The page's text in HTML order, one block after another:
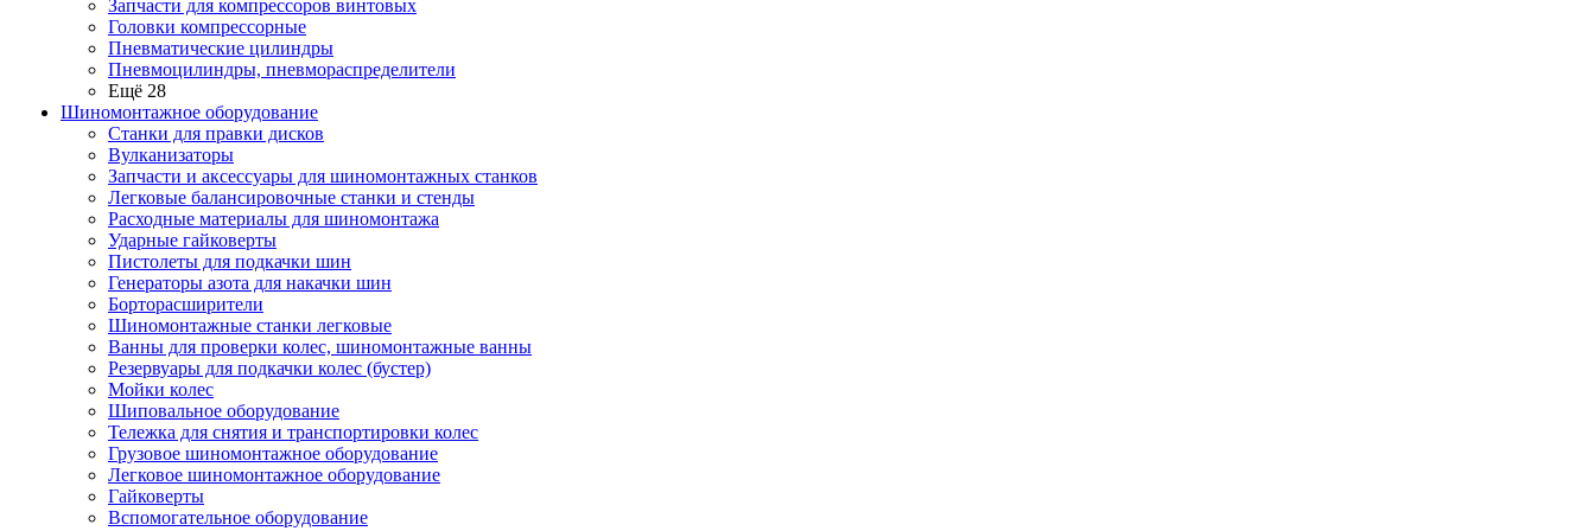
Запчасти для компрессоров винтовых
Головки компрессорные
Пневматические цилиндры
Пневмоцилиндры, пневмораспределители
Ещё 28
Шиномонтажное оборудование
Станки для правки дисков
Вулканизаторы
Запчасти и аксессуары для шиномонтажных станков
Легковые балансировочные станки и стенды
Расходные материалы для шиномонтажа
Ударные гайковерты
Пистолеты для подкачки шин
Генераторы азота для накачки шин
Борторасширители
Шиномонтажные станки легковые
Ванны для проверки колес, шиномонтажные ванны
Резервуары для подкачки колес (бустер)
Мойки колес
Шиповальное оборудование
Тележка для снятия и транспортировки колес
Грузовое шиномонтажное оборудование
Легковое шиномонтажное оборудование
Гайковерты
Вспомогательное оборудование